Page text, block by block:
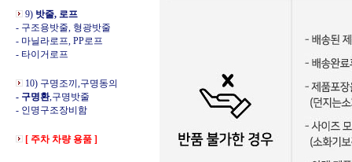
9) 밧줄, 로프
- 구조용밧줄, 형광밧줄
- 마닐라로프, PP로프
- 타이거로프
10) 구명조끼,구명동의
- 구명환,구명밧줄
- 인명구조장비함
[ 주차 차량 용품 ]